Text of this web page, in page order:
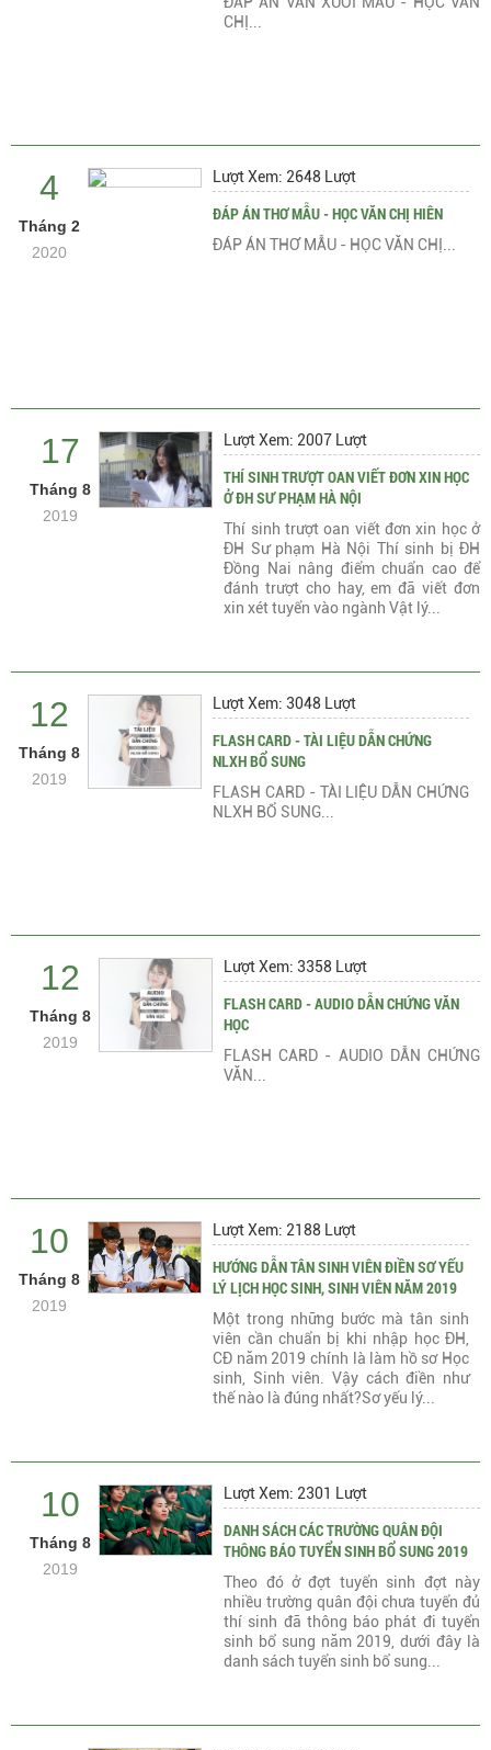
CHỊ...
4
Tháng 2
2020
Lượt Xem: 2648 Lượt
ĐÁP ÁN THƠ MẪU - HỌC VĂN CHỊ HIÊN
ĐÁP ÁN THƠ MẪU - HỌC VĂN CHỊ...
17
Tháng 8
2019
Lượt Xem: 2007 Lượt
THÍ SINH TRƯỢT OAN VIẾT ĐƠN XIN HỌC
Ở ĐH SƯ PHẠM HÀ NỘI
Thí sinh trượt oan viết đơn xin học ở
ĐH Sư phạm Hà Nội Thí sinh bị ĐH
Đồng Nai nâng điểm chuẩn cao để
đánh trượt cho hay, em đã viết đơn
xin xét tuyển vào ngành Vật lý...
12
Tháng 8
2019
Lượt Xem: 3048 Lượt
FLASH CARD - TÀI LIỆU DẪN CHỨNG
NLXH BỔ SUNG
FLASH CARD - TÀI LIỆU DẪN CHỨNG
NLXH BỔ SUNG...
12
Tháng 8
2019
Lượt Xem: 3358 Lượt
FLASH CARD - AUDIO DẪN CHỨNG VĂN
HỌC
FLASH CARD - AUDIO DẪN CHỨNG
VĂN...
10
Tháng 8
2019
Lượt Xem: 2188 Lượt
HƯỚNG DẪN TÂN SINH VIÊN ĐIỀN SƠ YẾU
LÝ LỊCH HỌC SINH, SINH VIÊN NĂM 2019
Một trong những bước mà tân sinh
viên cần chuẩn bị khi nhập học ĐH,
CĐ năm 2019 chính là làm hồ sơ Học
sinh, Sinh viên. Vậy cách điền như
thế nào là đúng nhất?Sơ yếu lý...
10
Tháng 8
2019
Lượt Xem: 2301 Lượt
DANH SÁCH CÁC TRƯỜNG QUÂN ĐỘI
THÔNG BÁO TUYỂN SINH BỔ SUNG 2019
Theo đó ở đợt tuyển sinh đợt này
nhiều trường quân đội chưa tuyển đủ
thí sinh đã thông báo phát đi tuyển
sinh bổ sung năm 2019, dưới đây là
danh sách tuyển sinh bổ sung...